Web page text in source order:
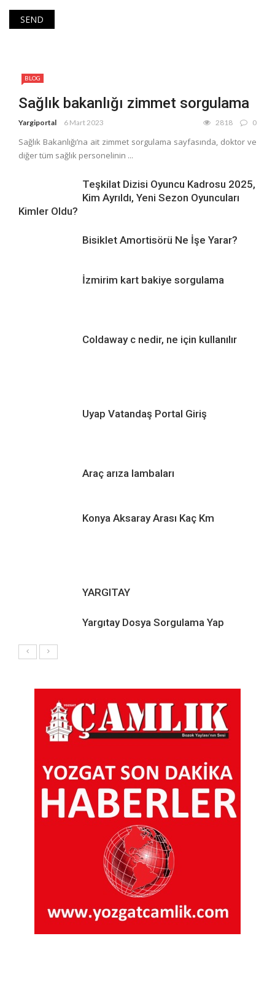
BLOG
Sağlık bakanlığı zimmet sorgulama
Yargiportal 6 Mart 2023 2818 0
Sağlık Bakanlığı’na ait zimmet sorgulama sayfasında, doktor ve
diğer tüm sağlık personelinin ...
Teşkilat Dizisi Oyuncu Kadrosu 2025,
Kim Ayrıldı, Yeni Sezon Oyuncuları
Kimler Oldu?
Bisiklet Amortisörü Ne İşe Yarar?
İzmirim kart bakiye sorgulama
Coldaway c nedir, ne için kullanılır
Uyap Vatandaş Portal Giriş
Araç arıza lambaları
Konya Aksaray Arası Kaç Km
YARGITAY
Yargıtay Dosya Sorgulama Yap